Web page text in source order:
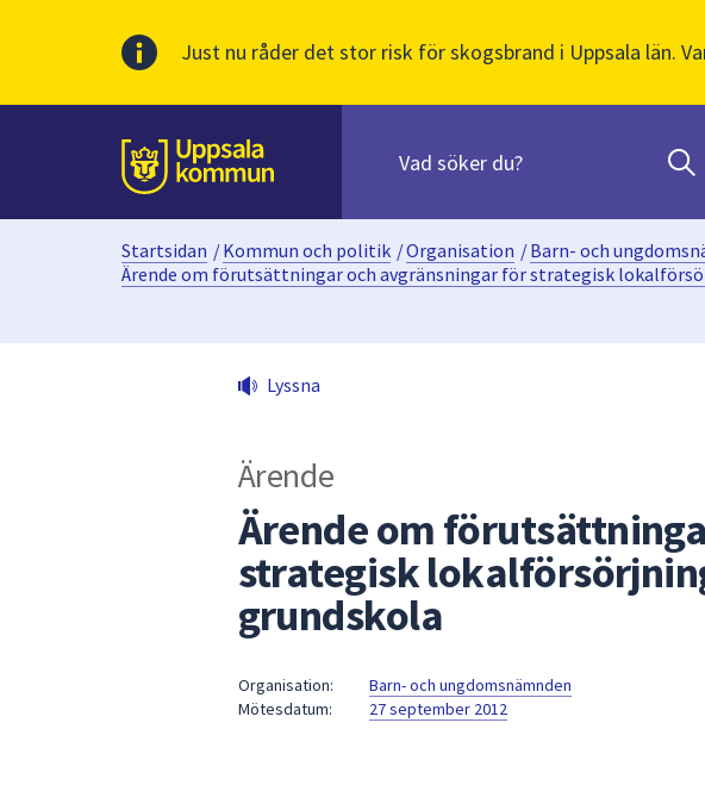
Just nu råder det stor risk för skogsbrand i Uppsala län.
Till sidans
huvudinnehåll
innehåll
När
du
presenteras
under
fältet.
Använd
piltangenterna
navigera
Startsidan /Kommun och politik /Organisation /Barn- och
Ärende om förutsättningar och avgränsningar för strategisk
Lyssna
Ärende
Ärende om
strategisk
grundskola
Organisation:
Barn- och ungdomsnämnden
Mötesdatum:
27 september 2012